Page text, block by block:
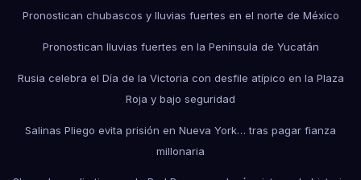
Pronostican chubascos y lluvias fuertes en el norte de México
Pronostican lluvias fuertes en la Península de Yucatán
Rusia celebra el Día de la Victoria con desfile atípico en la Plaza
Roja y bajo seguridad
Salinas Pliego evita prisión en Nueva York… tras pagar fianza
millonaria